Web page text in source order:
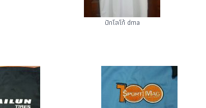
ปักโลโก้ dma